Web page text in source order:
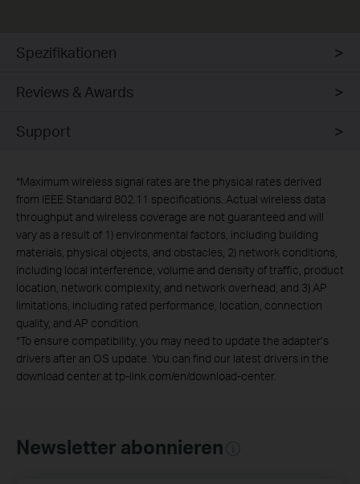
Spezifikationen
Reviews & Awards
Support
*Maximum wireless signal rates are the physical rates derived
from IEEE Standard 802.11 specifications. Actual wireless data
throughput and wireless coverage are not guaranteed and will
vary as a result of 1) environmental factors, including building
materials, physical objects, and obstacles, 2) network conditions,
including local interference, volume and density of traffic, product
location, network complexity, and network overhead, and 3) AP
limitations, including rated performance, location, connection
quality, and AP condition.
*To ensure compatibility, you may need to update the adapter’s
drivers after an OS update. You can find our latest drivers in the
download center at tp-link.com/en/download-center.
Newsletter abonnieren